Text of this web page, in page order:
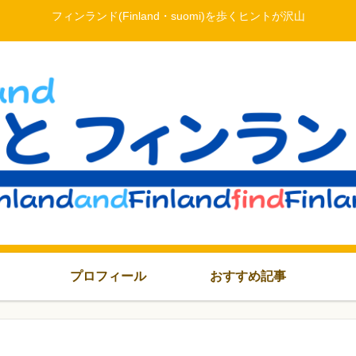
フィンランド(Finland・suomi)を歩くヒントが沢山
プロフィール おすすめ記事